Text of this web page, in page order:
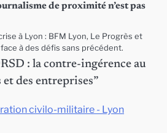
de proximité n’est pas
à Lyon : BFM Lyon, Le Progrès et
à des défis sans précédent.
: la contre-ingérence au
et des entreprises”
civilo-militaire - Lyon